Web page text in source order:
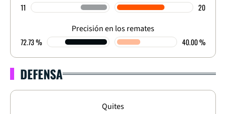
11 20
Precisión en los remates
72.73 % 40.00 %
DEFENSA
Quites